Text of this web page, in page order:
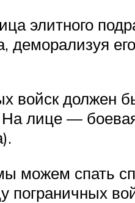
элитного
деморализуя
войск должен
лице —
спать
пограничных